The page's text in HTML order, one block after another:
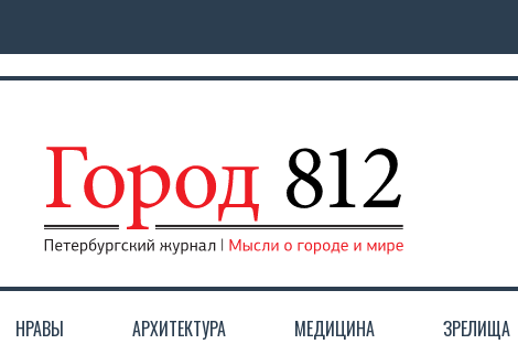
НРАВЫ АРХИТЕКТУРА МЕДИЦИНА ЗРЕЛИЩА